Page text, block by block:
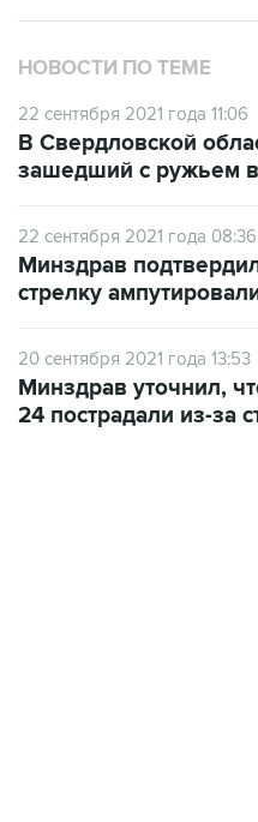
НОВОСТИ ПО ТЕМЕ
22 сентября 2021 года 11:06
В Свердловской
зашедший с ружьем
22 сентября 2021 года 08:36
Минздрав
стрелку
20 сентября 2021 года 13:53
Минздрав уточнил,
24 пострадали из-за